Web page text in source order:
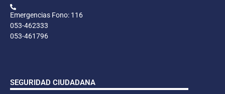
Emergencias Fono: 116
053-462333
053-461796
SEGURIDAD CIUDADANA